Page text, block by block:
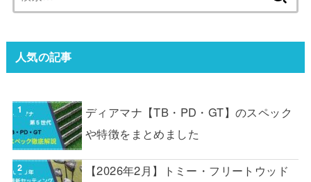
索:
人気の記事
ディアマナ【TB・PD・GT】のスペック
や特徴をまとめました
【2026年2月】トミー・フリートウッド